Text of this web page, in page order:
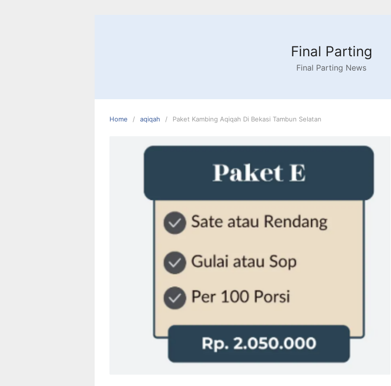
Final Parting
Final Parting News
Home aqiqah Paket Kambing Aqiqah Di Bekasi Tambun Selatan